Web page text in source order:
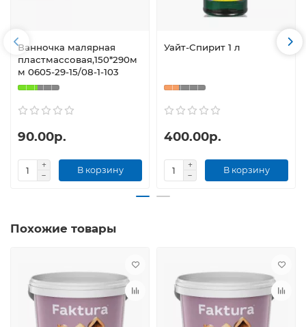
Ванночка малярная
пластмассовая,150*290м
м 0605-29-15/08-1-103
90.00р.
В корзину
Уайт-Спирит 1 л
400.00р.
В корзину
Похожие товары